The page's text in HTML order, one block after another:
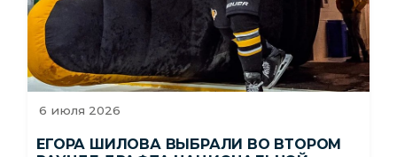
6 июля 2026
ЕГОРА ШИЛОВА ВЫБРАЛИ ВО ВТОРОМ